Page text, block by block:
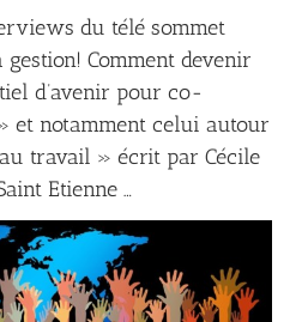
du télé sommet
Comment devenir
d’avenir pour co-
et notamment celui autour
travail » écrit par Cécile
Etienne …